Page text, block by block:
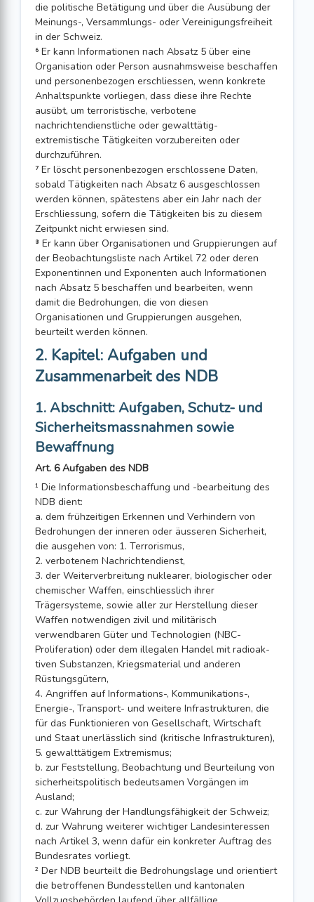
die politische Betätigung und über die Ausübung der
Meinungs-, Versammlungs- oder Vereinigungsfreiheit
in der Schweiz.
⁶ Er kann Informationen nach Absatz 5 über eine
Organisation oder Person ausnahmsweise beschaffen
und personenbezogen erschliessen, wenn konkrete
Anhaltspunkte vorliegen, dass diese ihre Rechte
ausübt, um terroristische, verbotene
nachrichtendienstliche oder gewalttätig-
extremistische Tätigkeiten vorzubereiten oder
durchzuführen.
⁷ Er löscht personenbezogen erschlossene Daten,
sobald Tätigkeiten nach Absatz 6 ausgeschlossen
werden können, spätestens aber ein Jahr nach der
Erschliessung, sofern die Tätigkeiten bis zu diesem
Zeitpunkt nicht erwiesen sind.
⁸ Er kann über Organisationen und Gruppierungen auf
der Beobachtungsliste nach Artikel 72 oder deren
Exponentinnen und Exponenten auch Informationen
nach Absatz 5 beschaffen und bearbeiten, wenn
damit die Bedrohungen, die von diesen
Organisationen und Gruppierungen ausgehen,
beurteilt werden können.
2. Kapitel: Aufgaben und
Zusammenarbeit des NDB
1. Abschnitt: Aufgaben, Schutz- und
Sicherheitsmassnahmen sowie
Bewaffnung
Art. 6 Aufgaben des NDB
¹ Die Informationsbeschaffung und -bearbeitung des
NDB dient:
a. dem frühzeitigen Erkennen und Verhindern von
Bedrohungen der inneren oder äusseren Sicherheit,
die ausgehen von: 1. Terrorismus,
2. verbotenem Nachrichtendienst,
3. der Weiterverbreitung nuklearer, biologischer oder
chemischer Waffen, einschliesslich ihrer
Trägersysteme, sowie aller zur Herstellung dieser
Waffen notwendigen zivil und militärisch
verwendbaren Güter und Technologien (NBC-
Proliferation) oder dem illegalen Handel mit radio­ak­
tiven Substanzen, Kriegsmaterial und anderen
Rüstungsgütern,
4. Angriffen auf Informations-, Kommunikations-,
Energie-, Transport- und weitere Infrastrukturen, die
für das Funktionieren von Gesellschaft, Wirtschaft
und Staat unerlässlich sind (kritische Infrastrukturen),
5. gewalttätigem Extremismus;
b. zur Feststellung, Beobachtung und Beurteilung von
sicherheitspolitisch bedeutsamen Vorgängen im
Ausland;
c. zur Wahrung der Handlungsfähigkeit der Schweiz;
d. zur Wahrung weiterer wichtiger Landesinteressen
nach Artikel 3, wenn dafür ein konkreter Auftrag des
Bundesrates vorliegt.
² Der NDB beurteilt die Bedrohungslage und orientiert
die betroffenen Bundesstellen und kantonalen